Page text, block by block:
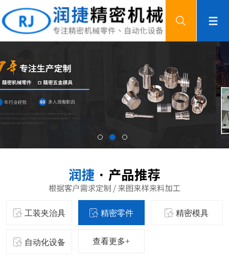
工装夹治具 精密零件 精密模具
自动化设备 查看更多+